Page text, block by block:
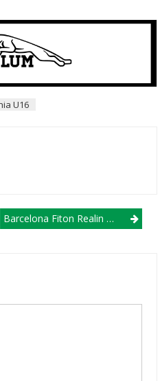
U16
Barcelona Fiton Realin Midis Bernabeut Në Ndeshjen E Parë Gjysmëfinale Të Kupës (VIDEO)